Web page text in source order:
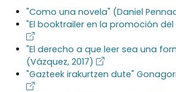
"Como una novela" (Daniel
"El booktrailer en la promoción del
"El derecho a que leer sea una
(Vázquez, 2017)
"Gazteek irakurtzen dute"